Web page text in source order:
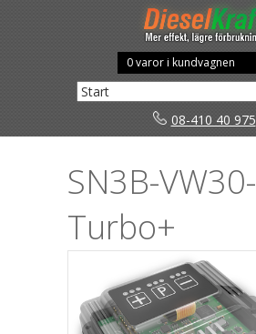
08-410 40 975
0 varor i kundvagnen
SN3B-VW30-
Turbo+